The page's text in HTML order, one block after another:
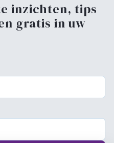
inzichten, tips
gratis in uw